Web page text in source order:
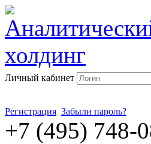
Личный кабинет
Регистрация Забыли пароль?
+7 (495) 748-